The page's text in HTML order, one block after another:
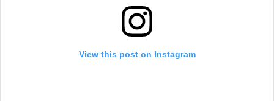
View this post on Instagram